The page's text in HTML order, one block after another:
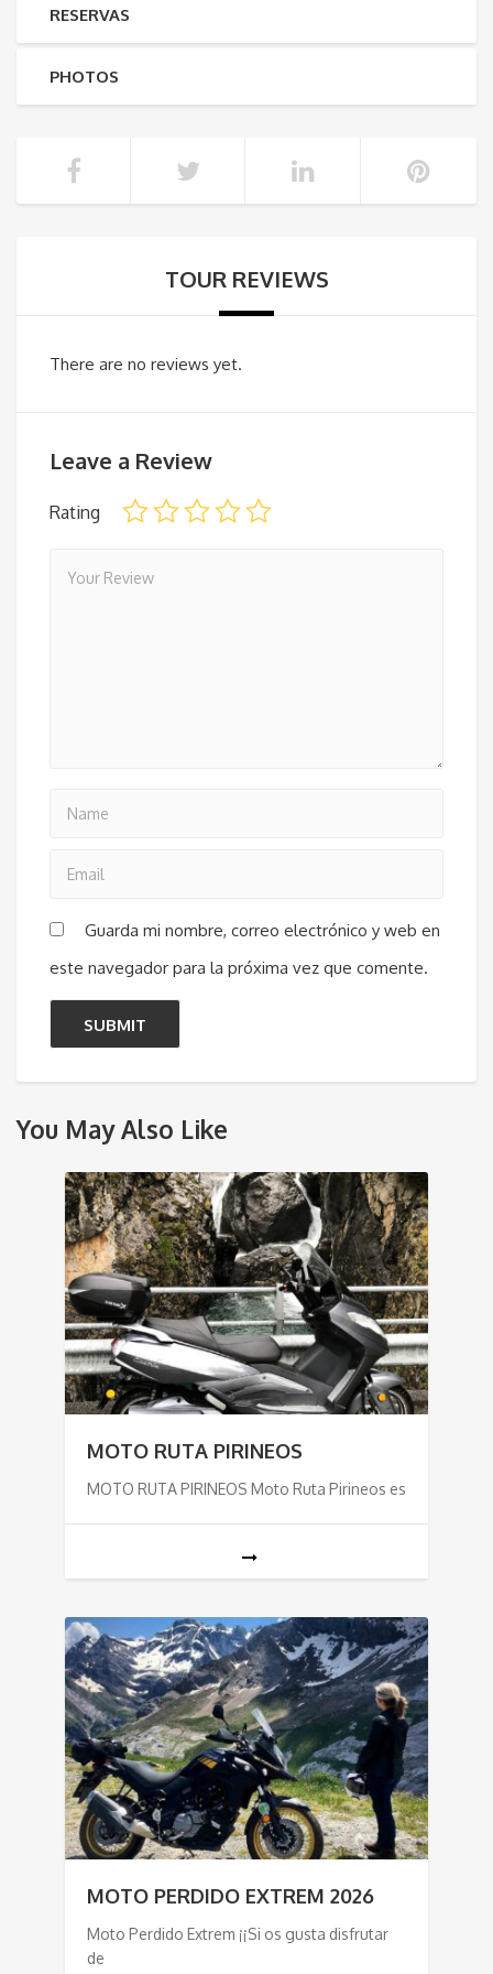
RESERVAS
PHOTOS
TOUR REVIEWS
There are no reviews yet.
Leave a Review
Rating
Guarda mi nombre, correo electrónico y web en
este navegador para la próxima vez que comente.
You May Also Like
MOTO RUTA PIRINEOS
MOTO RUTA PIRINEOS Moto Ruta Pirineos es
MOTO PERDIDO EXTREM 2026
Moto Perdido Extrem ¡¡Si os gusta disfrutar
de